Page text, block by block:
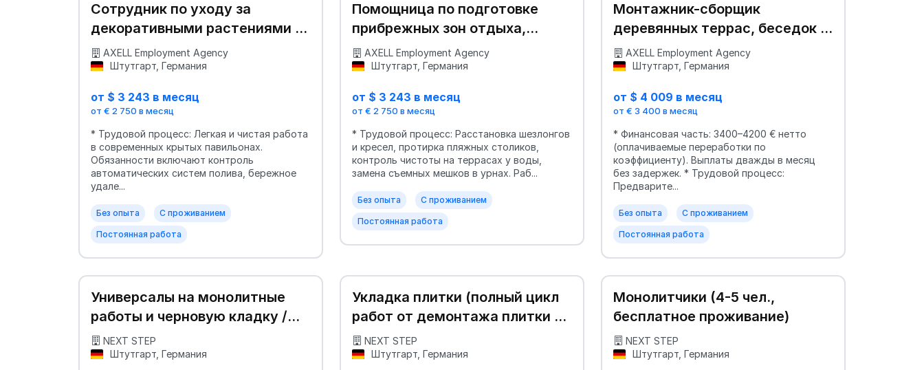
Сотрудник по уходу за
декоративными растениями и
цветами в эко-оранжерею
AXELL Employment Agency
Штутгарт, Германия
от $ 3 243 в месяц
от € 2 750 в месяц
* Трудовой процесс: Легкая и чистая работа
в современных крытых павильонах.
Обязанности включают контроль
автоматических систем полива, бережное
удале...
Без опыта С проживанием
Постоянная работа
Помощница по подготовке
прибрежных зон отдыха,
террас и пляжей
AXELL Employment Agency
Штутгарт, Германия
от $ 3 243 в месяц
от € 2 750 в месяц
* Трудовой процесс: Расстановка шезлонгов
и кресел, протирка пляжных столиков,
контроль чистоты на террасах у воды,
замена съемных мешков в урнах. Раб...
Без опыта С проживанием
Постоянная работа
Монтажник-сборщик
деревянных террас, беседок и
садовых павильонов
AXELL Employment Agency
Штутгарт, Германия
от $ 4 009 в месяц
от € 3 400 в месяц
* Финансовая часть: 3400–4200 € нетто
(оплачиваемые переработки по
коэффициенту). Выплаты дважды в месяц
без задержек. * Трудовой процесс:
Предварите...
Без опыта С проживанием
Постоянная работа
Универсалы на монолитные
работы и черновую кладку /
Демонтаж
NEXT STEP
Штутгарт, Германия
Укладка плитки (полный цикл
работ от демонтажа плитки до
укладки)
NEXT STEP
Штутгарт, Германия
Монолитчики (4-5 чел.,
бесплатное проживание)
NEXT STEP
Штутгарт, Германия